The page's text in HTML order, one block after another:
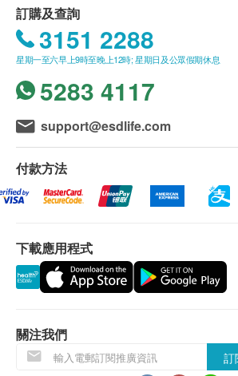
骨質密度超聲波
經過驗證的足跟定量超音波設備, 測試骨
21% off
HK$550.0 HK$700
甲狀腺超聲波
通過超聲波觀察頸部位子甲狀腺的大小
異常，例如結節、腫瘤、囊腫等。
HK$1,100.0
病變。
39% off
HK$1,100.0 HK$1,800
進檢查報告， 工作天不包括星期六、
輪侯報告講解時間會因應不同情況(
需時間或客人指明特定時段)而有所延
親身領取：親身前往檢驗中心
郵寄報告：需於檢查當天提出
備註
如果客戶已完成電話講解服務,
客戶若體檢後叁個月內不提取報告
作銷毀處理及不會存底，客戶如需
印本(體檢後叁個月內)，將收取
所有身體檢查並非作為醫務診斷
撰寫醫生轉介信,將作額外收費
如有爭議，健康網購
訂購及查詢
3151 2288
星期一至六早上9時至晚上12時; 星期日及公眾假期休息
5283 4117
support@esdlife.com
付款方法
下載應用程式
關注我們
訂